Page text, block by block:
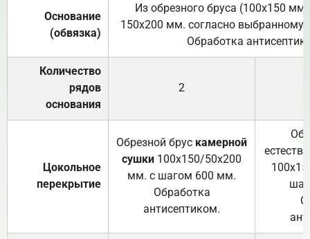
Основание
(обвязка)
Из обрезного бруса (100х150
150х200 мм. согласно выбранному
Обработка
Количество
рядов
основания
2
Цокольное
перекрытие
Обрезной брус камерной
сушки 100х150/50х200
мм. с шагом 600 мм.
Обработка
антисептиком.